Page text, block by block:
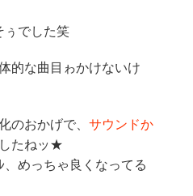
ぅでした笑
的な曲目ゎかけないけ
のおかげで、 サウンドか
たねッ★
、めっちゃ良くなってる